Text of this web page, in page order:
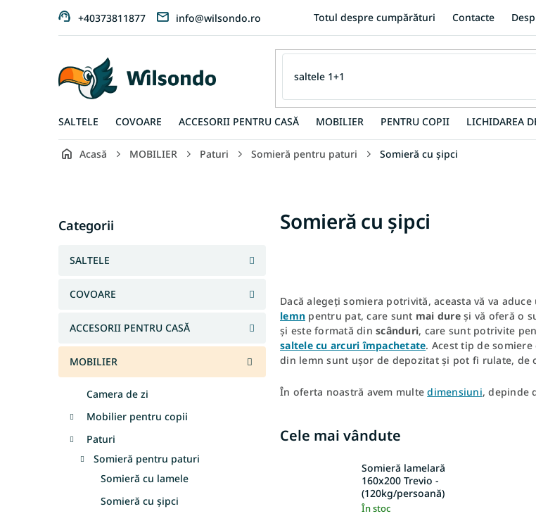
+40373811877 info@wilsondo.ro Totul despre cumpărături Contacte
SALTELE COVOARE ACCESORII PENTRU CASĂ MOBILIER PENTRU COPII LICHIDAREA
Acasă MOBILIER Paturi Somieră pentru paturi Somieră cu șipci
ă
l
ă
peste
Categorii
SALTELE
COVOARE
ACCESORII PENTRU CASĂ
MOBILIER
Camera de zi
Mobilier pentru copii
Paturi
Somieră pentru paturi
Somieră cu lamele
Somieră cu șipci
Somieră cu șipci
Dacă alegeți somiera potrivită, aceasta vă va
lemn pentru pat, care sunt mai dureși vă oferă o
și este formată din scânduri, care sunt potrivite
saltele cu arcuri împachetate. Acest tip de
din lemn sunt ușor de depozitat și pot fi rulate, de
În oferta noastră avem multedimensiuni, depinde
Cele mai vândute
Somieră lamelară
160x200 Trevio -
(120kg/persoană)
În stoc